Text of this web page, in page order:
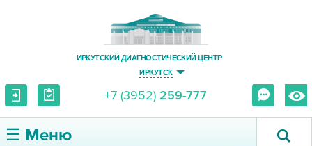
ИРКУТСКИЙ ДИАГНОСТИЧЕСКИЙ ЦЕНТР
ИРКУТСК
+7 (3952) 259-777
☰ Меню